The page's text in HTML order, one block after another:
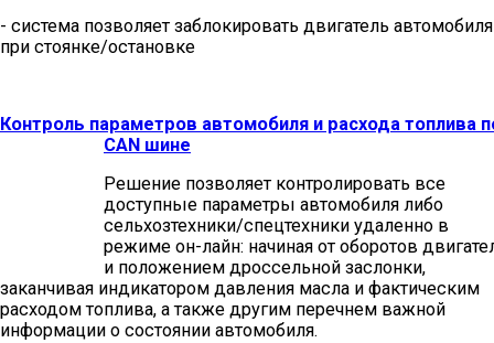
- система позволяет заблокировать двигатель автомобиля
при стоянке/остановке
Контроль параметров автомобиля и расхода топлива
CAN шине
Решение позволяет контролировать все
доступные параметры автомобиля либо
сельхозтехники/спецтехники удаленно в
режиме он-лайн: начиная от оборотов
и положением дроссельной заслонки,
заканчивая индикатором давления масла и фактическим
расходом топлива, а также другим перечнем важной
информации о состоянии автомобиля.